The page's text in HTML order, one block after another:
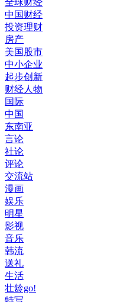
全球财经
中国财经
投资理财
房产
美国股市
中小企业
起步创新
财经人物
国际
中国
东南亚
言论
社论
评论
交流站
漫画
娱乐
明星
影视
音乐
韩流
送礼
生活
壮龄go!